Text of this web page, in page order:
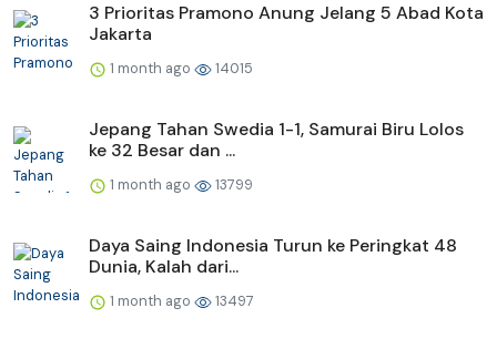
3 Prioritas Pramono Anung Jelang 5 Abad Kota
Jakarta
1 month ago 14015
Jepang Tahan Swedia 1-1, Samurai Biru Lolos
ke 32 Besar dan ...
1 month ago 13799
Daya Saing Indonesia Turun ke Peringkat 48
Dunia, Kalah dari...
1 month ago 13497